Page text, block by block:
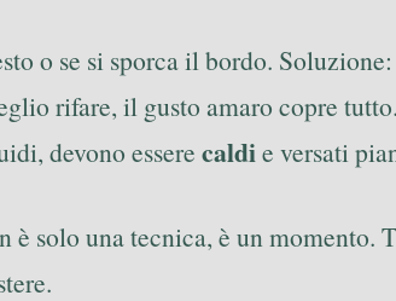
o se si sporca il bordo.
rifare, il gusto amaro copre tutto.
devono essere caldie versati
solo una tecnica, è un